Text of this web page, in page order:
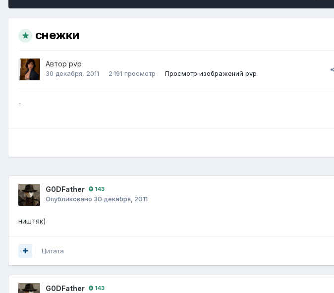
снежки
Автор pvp
30 декабря, 2011 2 191 просмотр Просмотр изображений pvp
-
G0DFathеr 143
Опубликовано 30 декабря, 2011
ништяк)
Цитата
G0DFathеr 143